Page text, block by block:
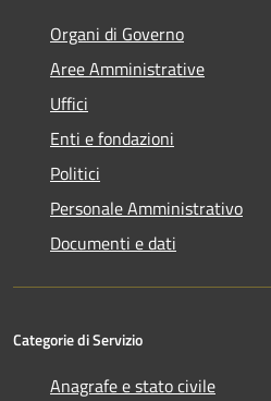
Organi di Governo
Aree Amministrative
Uffici
Enti e fondazioni
Politici
Personale Amministrativo
Documenti e dati
Categorie di Servizio
Anagrafe e stato civile